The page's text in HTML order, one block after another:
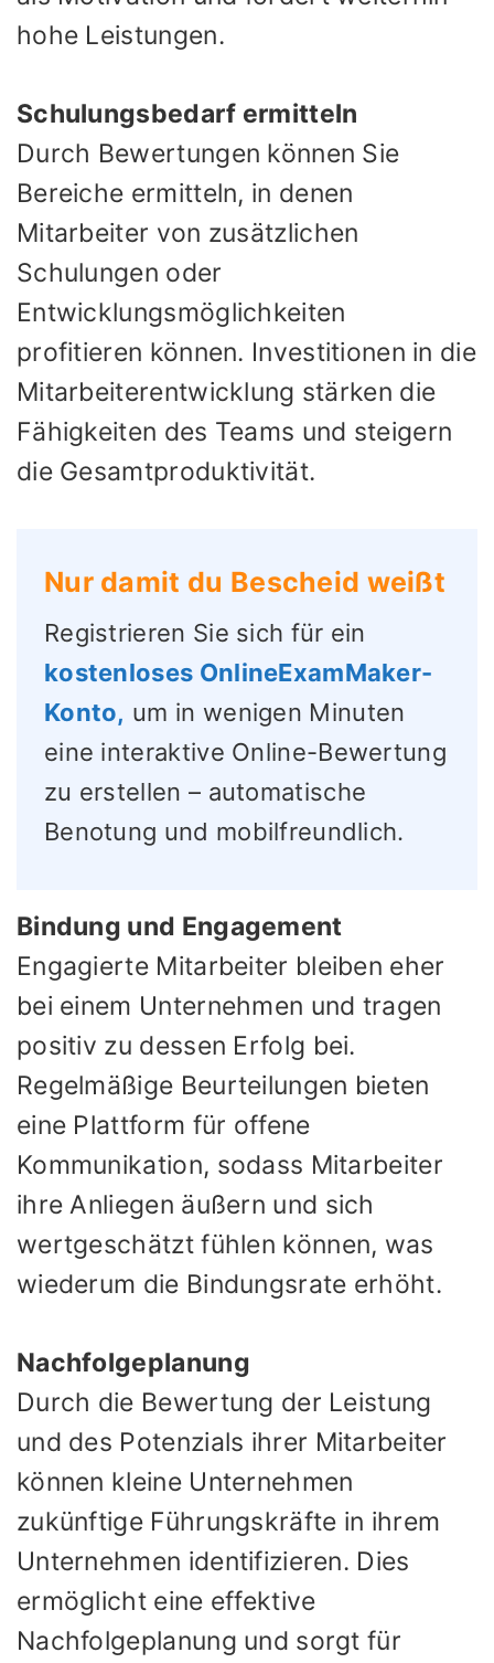
hohe Leistungen.
Schulungsbedarf ermitteln
Durch Bewertungen können Sie
Bereiche ermitteln, in denen
Mitarbeiter von zusätzlichen
Schulungen oder
Entwicklungsmöglichkeiten
profitieren können. Investitionen in die
Mitarbeiterentwicklung stärken die
Fähigkeiten des Teams und steigern
die Gesamtproduktivität.
Nur damit du Bescheid weißt
Registrieren Sie sich für ein
kostenloses OnlineExamMaker-
Konto, um in wenigen Minuten
eine interaktive Online-Bewertung
zu erstellen – automatische
Benotung und mobilfreundlich.
Bindung und Engagement
Engagierte Mitarbeiter bleiben eher
bei einem Unternehmen und tragen
positiv zu dessen Erfolg bei.
Regelmäßige Beurteilungen bieten
eine Plattform für offene
Kommunikation, sodass Mitarbeiter
ihre Anliegen äußern und sich
wertgeschätzt fühlen können, was
wiederum die Bindungsrate erhöht.
Nachfolgeplanung
Durch die Bewertung der Leistung
und des Potenzials ihrer Mitarbeiter
können kleine Unternehmen
zukünftige Führungskräfte in ihrem
Unternehmen identifizieren. Dies
ermöglicht eine effektive
Nachfolgeplanung und sorgt für